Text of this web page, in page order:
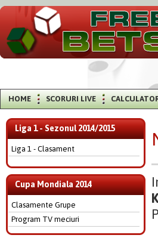
HOME SCORURI LIVE
Liga 1 - Sezonul 2014/2015
Liga 1 - Clasament
Cupa Mondiala 2014
Clasamente Grupe
Program TV meciuri